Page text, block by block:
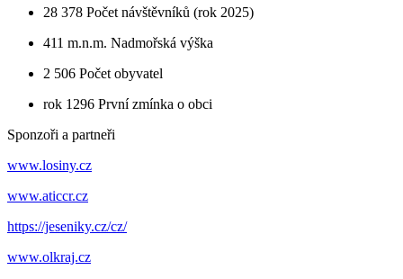
28 378 Počet návštěvníků (rok 2025)
411 m.n.m. Nadmořská výška
2 506 Počet obyvatel
rok 1296 První zmínka o obci
Sponzoři a partneři
www.losiny.cz
www.aticcr.cz
https://jeseniky.cz/cz/
www.olkraj.cz